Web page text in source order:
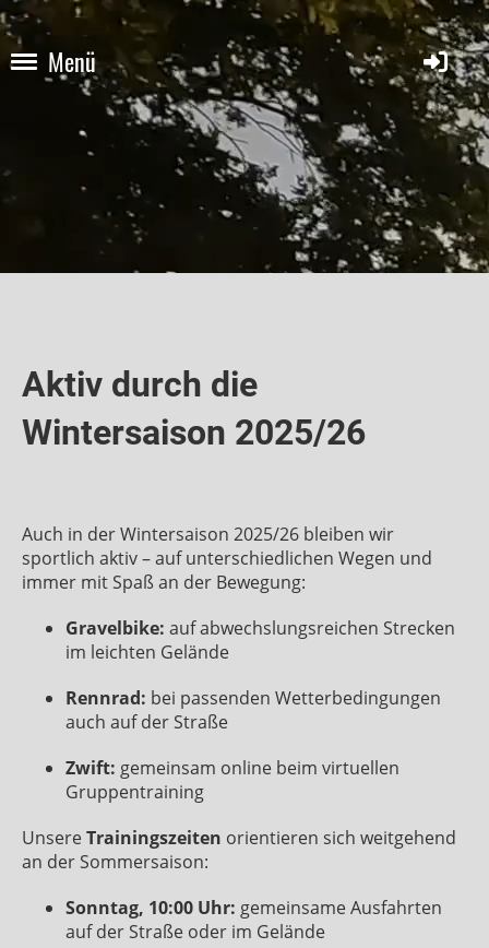
Menü
Aktiv durch die
Wintersaison 2025/26
Auch in der Wintersaison 2025/26 bleiben wir
sportlich aktiv – auf unterschiedlichen Wegen und
immer mit Spaß an der Bewegung:
Gravelbike: auf abwechslungsreichen Strecken
im leichten Gelände
Rennrad: bei passenden Wetterbedingungen
auch auf der Straße
Zwift: gemeinsam online beim virtuellen
Gruppentraining
UnsereTrainingszeiten orientieren sich weitgehend
an der Sommersaison:
Sonntag, 10:00 Uhr: gemeinsame Ausfahrten
auf der Straße oder im Gelände